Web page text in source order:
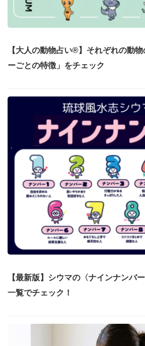
【大人の動物占い®】それぞれの動
ーごとの特徴」をチェック
【最新版】シウマの〈ナインナンバ
一覧でチェック！